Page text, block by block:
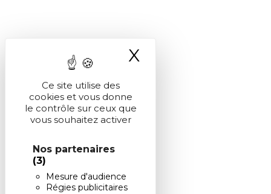
Ce site utilise des
cookies et vous donne
le contrôle sur ceux que
vous souhaitez activer
Nos partenaires
(3)
Mesure d'audience
Régies publicitaires
X